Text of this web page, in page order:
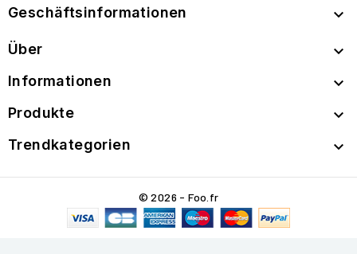
Geschäftsinformationen 
Über 
Informationen 
Produkte 
Trendkategorien 
© 2026 - Foo.fr